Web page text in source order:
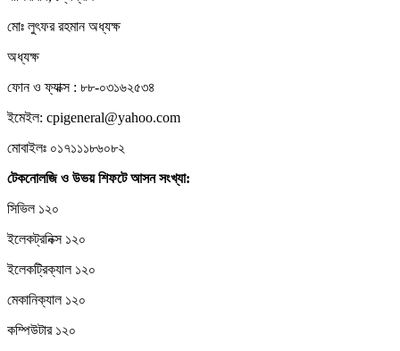
মোঃ লুৎফর রহমান অধ্যক্ষ
অধ্যক্ষ
ফোন ও ফ্যাক্স : ৮৮-০৩১৬২৫৩৪
ইমেইল: cpigeneral@yahoo.com
মোবাইলঃ ০১৭১১১৮৬০৮২
টেকনোলজিও উভয়শিফটেআসনসংখ্যা:
সিভিল ১২০
ইলেকট্রনিক্স ১২০
ইলেকট্রিক্যাল ১২০
মেকানিক্যাল ১২০
কম্পিউটার ১২০